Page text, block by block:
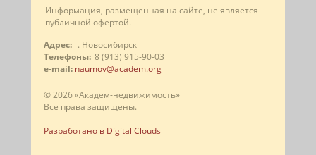
Информация, размещенная на сайте, не является
публичной офертой.
Адрес: г. Новосибирск
Телефоны: 8 (913) 915-90-03
e-mail: naumov@academ.org
© 2026 «Академ-недвижимость»
Все права защищены.
Разработано в Digital Clouds